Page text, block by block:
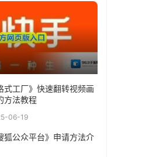
式工厂》快速翻转视频画
方法教程
06-19
狐公众平台》申请方法介